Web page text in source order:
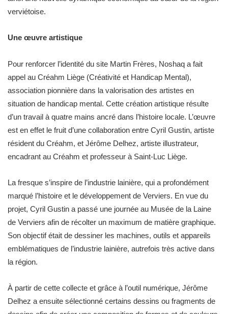
verviétoise.
Une œuvre artistique
Pour renforcer l’identité du site Martin Frères, Noshaq a fait
appel au Créahm Liège (Créativité et Handicap Mental),
association pionnière dans la valorisation des artistes en
situation de handicap mental. Cette création artistique résulte
d’un travail à quatre mains ancré dans l’histoire locale. L’œuvre
est en effet le fruit d’une collaboration entre Cyril Gustin, artiste
résident du Créahm, et Jérôme Delhez, artiste illustrateur,
encadrant au Créahm et professeur à Saint-Luc Liège.
La fresque s’inspire de l’industrie lainière, qui a profondément
marqué l’histoire et le développement de Verviers. En vue du
projet, Cyril Gustin a passé une journée au Musée de la Laine
de Verviers afin de récolter un maximum de matière graphique.
Son objectif était de dessiner les machines, outils et appareils
emblématiques de l’industrie lainière, autrefois très active dans
la région.
À partir de cette collecte et grâce à l’outil numérique, Jérôme
Delhez a ensuite sélectionné certains dessins ou fragments de